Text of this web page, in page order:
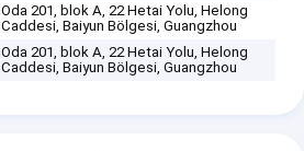
Oda 201, blok A, 22 Hetai Yolu, Helong
Caddesi, Baiyun Bölgesi, Guangzhou
Oda 201, blok A, 22 Hetai Yolu, Helong
Caddesi, Baiyun Bölgesi, Guangzhou